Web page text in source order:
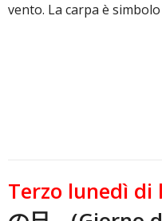
vento. La carpa è
Terzo lunedì di